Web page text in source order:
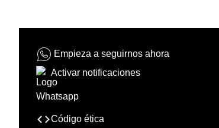
Empieza a seguirnos ahora
Activar notificaciones
Código ética